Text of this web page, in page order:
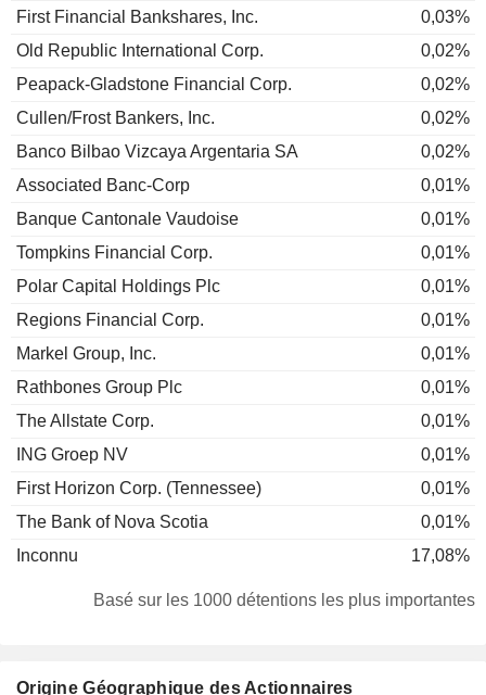
First Financial Bankshares, Inc.
0,03%
Old Republic International Corp.
0,02%
Peapack-Gladstone Financial Corp.
0,02%
Cullen/Frost Bankers, Inc.
0,02%
Banco Bilbao Vizcaya Argentaria SA
0,02%
Associated Banc-Corp
0,01%
Banque Cantonale Vaudoise
0,01%
Tompkins Financial Corp.
0,01%
Polar Capital Holdings Plc
0,01%
Regions Financial Corp.
0,01%
Markel Group, Inc.
0,01%
Rathbones Group Plc
0,01%
The Allstate Corp.
0,01%
ING Groep NV
0,01%
First Horizon Corp. (Tennessee)
0,01%
The Bank of Nova Scotia
0,01%
Inconnu
17,08%
Basé sur les 1000 détentions les plus importantes
Origine Géographique des Actionnaires